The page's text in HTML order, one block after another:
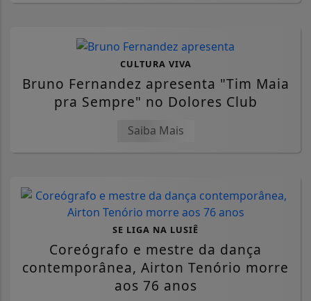
CULTURA VIVA
Bruno Fernandez apresenta "Tim Maia
pra Sempre" no Dolores Club
Saiba Mais
SE LIGA NA LUSIÊ
Coreógrafo e mestre da dança
contemporânea, Airton Tenório morre
aos 76 anos